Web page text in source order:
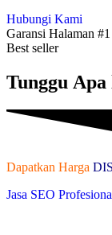
Hubungi Kami
Garansi Halaman
Best seller
Tunggu
Dapatkan Harga
Jasa SEO